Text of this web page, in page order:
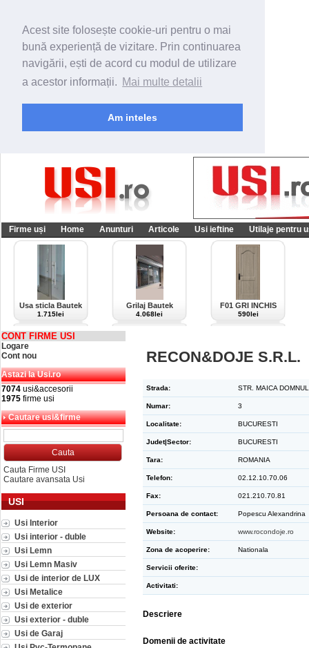
Acest site folosește cookie-uri pentru o mai
bună experiență de vizitare. Prin continuarea
navigării, ești de acord cu modul de utilizare
a acestor informații. Mai multe detalii
Am inteles
Firme uși Home Anunturi Articole Usi ieftine Utilaje pentru
Usa sticla Bautek
1.715lei
Grilaj Bautek
4.068lei
F01 GRI INCHIS
590lei
CONT FIRME USI
Logare
Cont nou
Astazi la Usi.ro
7074 usi&accesorii
1975 firme usi
Cautare usi&firme
Cauta Firme USI
Cautare avansata Usi
USI
Usi Interior
Usi interior - duble
Usi Lemn
Usi Lemn Masiv
Usi de interior de LUX
Usi Metalice
Usi de exterior
Usi exterior - duble
Usi de Garaj
RECON&DOJE S.R.L.
Strada: STR. MAICA
Numar: 3
Localitate: BUCURESTI
Judet|Sector: BUCURESTI
Tara: ROMANIA
Telefon: 02.12.10.70.06
Fax: 021.210.70.81
Persoana de contact: Popescu Alexandrina
Website: www.rocondoje.ro
Zona de acoperire: Nationala
Servicii oferite:
Activitati:
Descriere
Domenii de activitate